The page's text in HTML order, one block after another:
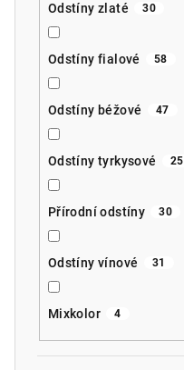
Odstíny zlaté 30
Odstíny fialové 58
Odstíny béžové 47
Odstíny tyrkysové 25
Přírodní odstíny 30
Odstíny vínové 31
Mixkolor 4